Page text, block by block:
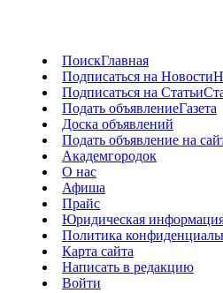
ПоискГлавная
Подписаться на Новости
Подписаться на Статьи
Подать объявлениеГазета
Доска объявлений
Подать объявление на
Академгородок
О нас
Афиша
Прайс
Юридическая
Политика
Карта сайта
Написать в редакцию
Войти